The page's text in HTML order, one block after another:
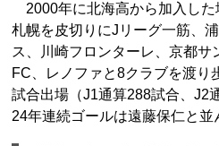
2000年に北海高から加入した
札幌を皮切りにJリーグ一筋、
ス、川崎フロンターレ、京都
FC、レノファと8クラブを渡り
試合出場（J1通算288試合、J2
24年連続ゴールは遠藤保仁と並